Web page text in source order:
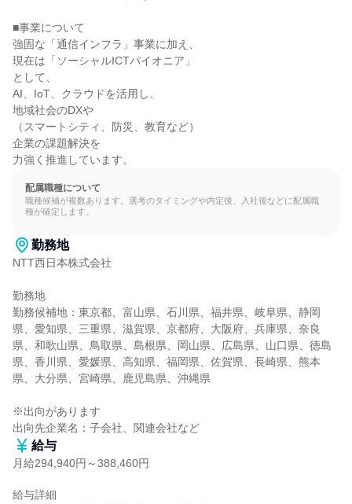
■事業について
強固な「通信インフラ」事業に加え、
現在は「ソーシャルICTパイオニア」
として、
AI、IoT、クラウドを活用し、
地域社会のDXや
（スマートシティ、防災、教育など）
企業の課題解決を
力強く推進しています。
配属職種について
職種候補が複数あります。選考のタイミングや内定後、入社後などに配属職
種が確定します。
勤務地
NTT西日本株式会社
勤務地
勤務候補地：東京都、富山県、石川県、福井県、岐阜県、静岡
県、愛知県、三重県、滋賀県、京都府、大阪府、兵庫県、奈良
県、和歌山県、鳥取県、島根県、岡山県、広島県、山口県、徳島
県、香川県、愛媛県、高知県、福岡県、佐賀県、長崎県、熊本
県、大分県、宮崎県、鹿児島県、沖縄県
※出向があります
出向先企業名：子会社、関連会社など
給与
月給294,940円～388,460円
給与詳細